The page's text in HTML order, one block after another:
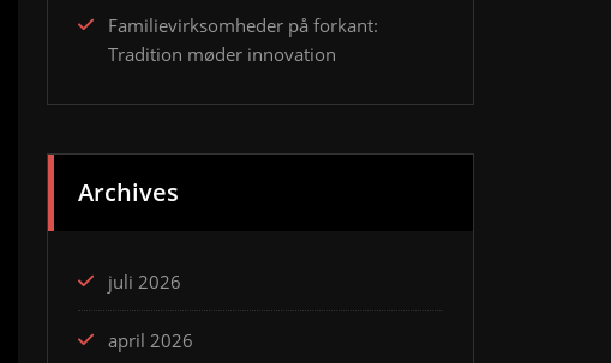
Familievirksomheder på forkant:
Tradition møder innovation
Archives
juli 2026
april 2026